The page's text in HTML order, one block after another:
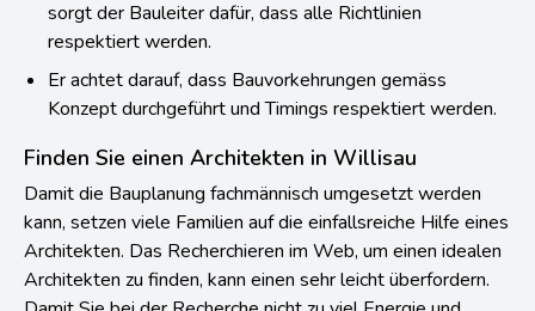
sorgt der Bauleiter dafür, dass alle Richtlinien
respektiert werden.
Er achtet darauf, dass Bauvorkehrungen gemäss
Konzept durchgeführt und Timings respektiert werden.
Finden Sie einen Architekten in Willisau
Damit die Bauplanung fachmännisch umgesetzt werden
kann, setzen viele Familien auf die einfallsreiche Hilfe eines
Architekten. Das Recherchieren im Web, um einen idealen
Architekten zu finden, kann einen sehr leicht überfordern.